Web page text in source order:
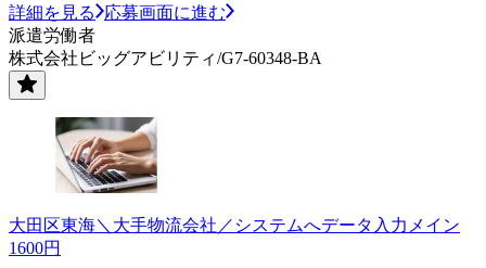
詳細を見る
応募画面に進む
派遣労働者
株式会社ビッグアビリティ/G7-60348-BA
大田区東海＼大手物流会社／システムへデータ入力メイン
1600円